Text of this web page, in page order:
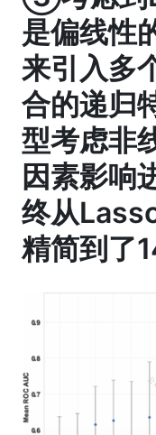
是偏线性
来引入多
合的递归
型考虑非
因素影响
终从
精简到了